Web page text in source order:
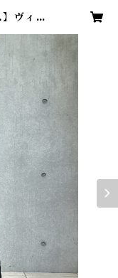
ヴィン
vint